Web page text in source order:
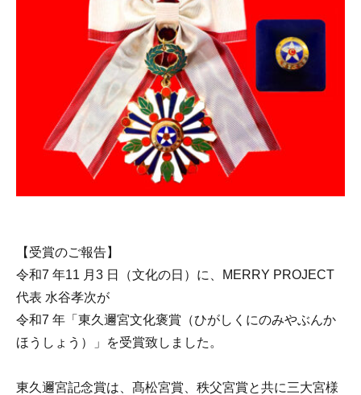
【受賞のご報告】
令和7 年11 月3 日（文化の日）に、MERRY PROJECT
代表 水谷孝次が
令和7 年「東久邇宮文化褒賞（ひがしくにのみやぶんか
ほうしょう）」を受賞致しました。
東久邇宮記念賞は、髙松宮賞、秩父宮賞と共に三大宮様